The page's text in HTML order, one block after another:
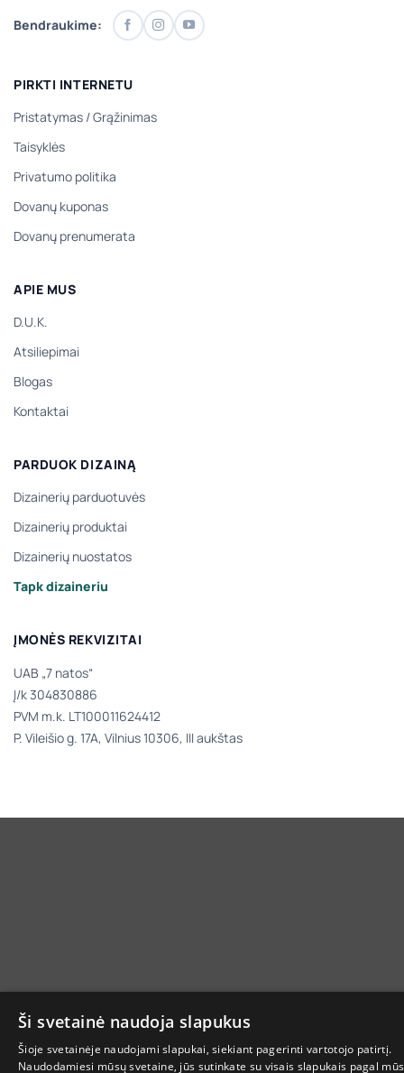
Bendraukime:
PIRKTI INTERNETU
Pristatymas /Grąžinimas
Taisyklės
Privatumo politika
Dovanų kuponas
Dovanų prenumerata
APIE MUS
D.U.K.
Atsiliepimai
Blogas
Kontaktai
PARDUOK DIZAINĄ
Dizainerių parduotuvės
Dizainerių produktai
Dizainerių nuostatos
Tapk dizaineriu
ĮMONĖS REKVIZITAI
UAB „7 natos“
Į/k 304830886
PVM m.k. LT100011624412
P. Vileišio g. 17A, Vilnius 10306, III aukštas
Ši svetainė naudoja slapukus
Šioje svetainėje naudojami slapukai, siekiant pagerinti vartotojo patirtį.
Naudodamiesi mūsų svetaine, jūs sutinkate su visais slapukais pagal